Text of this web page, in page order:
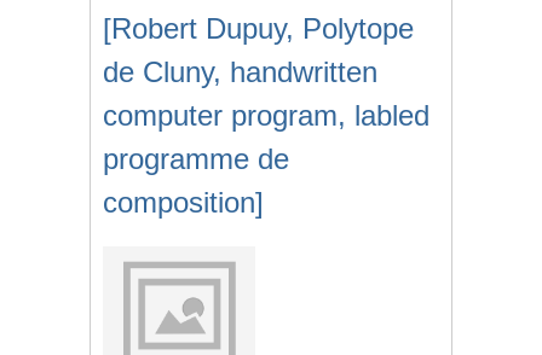
[Robert Dupuy, Polytope
de Cluny, handwritten
computer program, labled
programme de
composition]